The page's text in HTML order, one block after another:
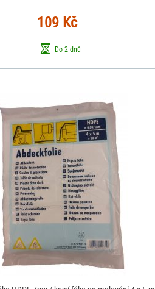
109 Kč
Do 2 dnů